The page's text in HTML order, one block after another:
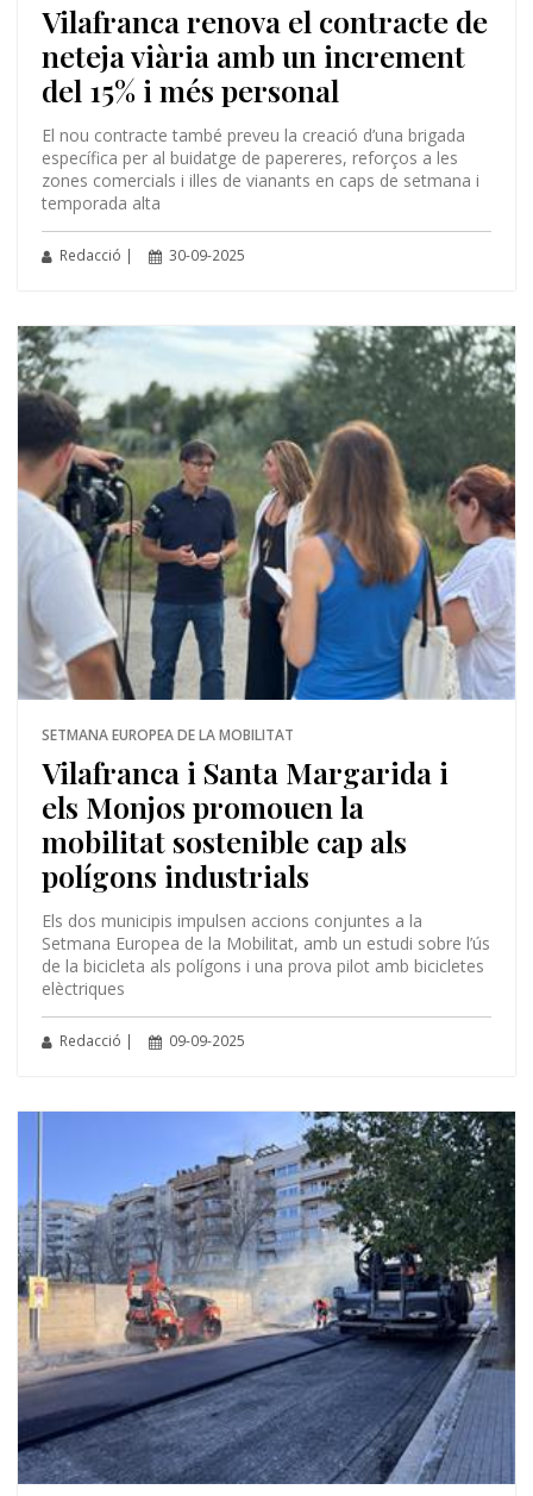
Vilafranca renova el contracte de
neteja viària amb un increment
del 15% i més personal
El nou contracte també preveu la creació d’una brigada
específica per al buidatge de papereres, reforços a les
zones comercials i illes de vianants en caps de setmana i
temporada alta
Redacció | 30-09-2025
SETMANA EUROPEA DE LA MOBILITAT
Vilafranca i Santa Margarida i
els Monjos promouen la
mobilitat sostenible cap als
polígons industrials
Els dos municipis impulsen accions conjuntes a la
Setmana Europea de la Mobilitat, amb un estudi sobre l’ús
de la bicicleta als polígons i una prova pilot amb bicicletes
elèctriques
Redacció | 09-09-2025